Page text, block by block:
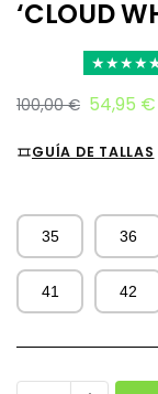
‘CLOUD
★★★★
100,00€ 54,95 €
GUÍA DE TALLAS
35 36
41 42